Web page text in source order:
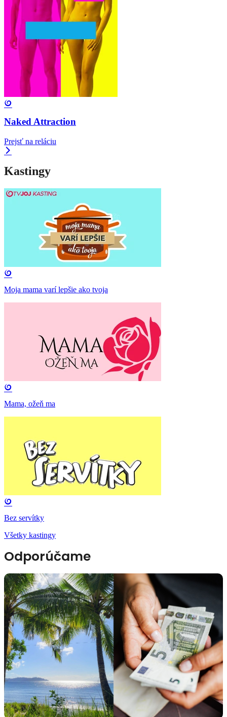
Naked Attraction
Prejsť na reláciu
Kastingy
Moja mama varí lepšie ako tvoja
Mama, ožeň ma
Bez servítky
Všetky kastingy
Odporúčame